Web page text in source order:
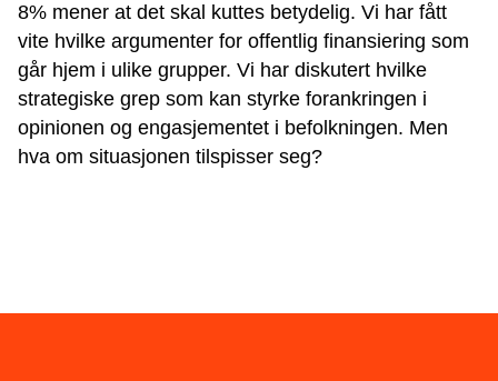
8% mener at det skal kuttes betydelig. Vi har fått
vite hvilke argumenter for offentlig finansiering som
går hjem i ulike grupper. Vi har diskutert hvilke
strategiske grep som kan styrke forankringen i
opinionen og engasjementet i befolkningen. Men
hva om situasjonen tilspisser seg?